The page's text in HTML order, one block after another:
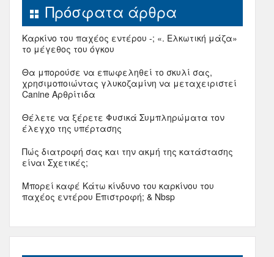
Πρόσφατα άρθρα
Καρκίνο του παχέος εντέρου -; «. Ελκωτική μάζα»
το μέγεθος του όγκου
Θα μπορούσε να επωφεληθεί το σκυλί σας,
χρησιμοποιώντας γλυκοζαμίνη να μεταχειριστεί
Canine Αρθρίτιδα
Θέλετε να ξέρετε Φυσικά Συμπληρώματα τον
έλεγχο της υπέρτασης
Πώς διατροφή σας και την ακμή της κατάστασης
είναι Σχετικές;
Μπορεί καφέ Κάτω κίνδυνο του καρκίνου του
παχέος εντέρου Επιστροφή; & Nbsp